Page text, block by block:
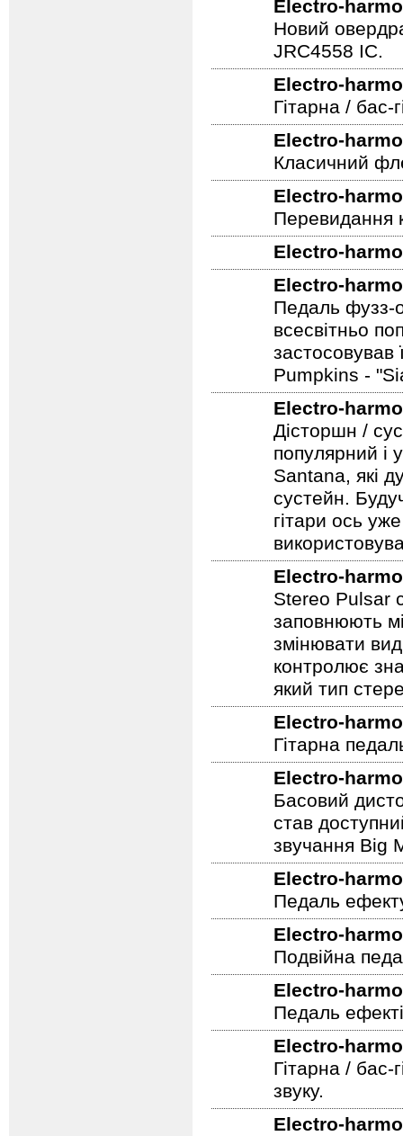
Electro-
Новий
JRC4558 IC.
Electro-
Гітарна /
Electro-
Класичний
Electro-
Перевидання
Electro-
Electro-
Педаль фузз-
всесвітньо
застосовував
Pumpkins -
Electro-
Дісторшн /
популярний і
Santana, які
сустейн.
гітари ось
Electro-
Stereo Pulsar
заповнюють
змінювати
контролює
який тип
Electro-
Гітарна
Electro-
Басовий
став
звучання Big
Electro-
Педаль
Electro-
Подвійна
Electro-
Педаль
Electro-
Гітарна / бас-
звуку.